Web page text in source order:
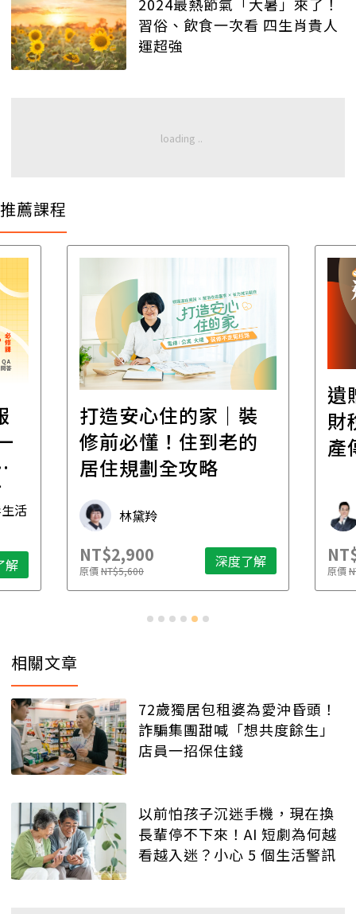
習俗、飲食一次看 四生肖貴人
運超強
推薦課程
活
解
打造安心住的家｜裝
修前必懂！住到老的
居住規劃全攻略
林黛羚
NT$2,900
原價NT$5,600 深度了解
遺
財
產
原價
相關文章
72歲獨居包租婆為愛沖昏頭！
詐騙集團甜喊「想共度餘生」
店員一招保住錢
以前怕孩子沉迷手機，現在換
長輩停不下來！AI 短劇為何越
看越入迷？小心 5 個生活警訊